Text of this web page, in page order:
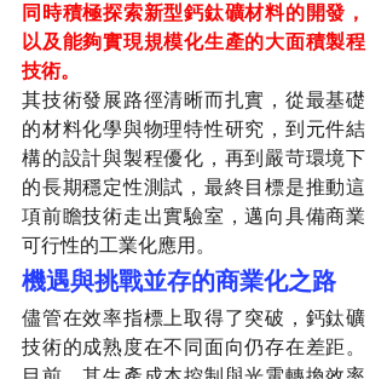
同時積極探索新型鈣鈦礦材料的開發，
以及能夠實現規模化生產的大面積製程
技術。
其技術發展路徑清晰而扎實，從最基礎
的材料化學與物理特性研究，到元件結
構的設計與製程優化，再到嚴苛環境下
的長期穩定性測試，最終目標是推動這
項前瞻技術走出實驗室，邁向具備商業
可行性的工業化應用。
機遇與挑戰並存的商業化之路
儘管在效率指標上取得了突破，鈣鈦礦
技術的成熟度在不同面向仍存在差距。